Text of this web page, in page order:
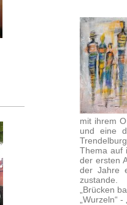
mit ihrem
und eine
Thema auf
der ersten
der Jahre
zustande.
Brücken
„Wurzeln“ -